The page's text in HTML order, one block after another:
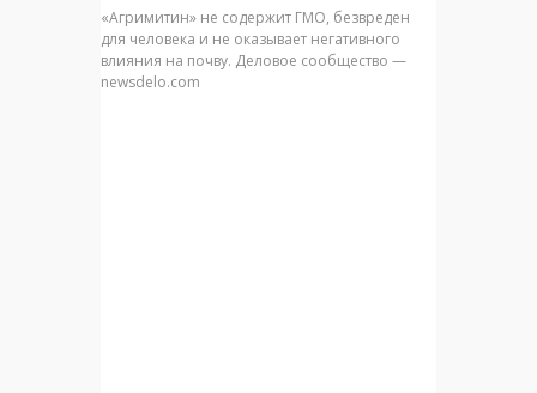
«Агримитин» не содержит ГМО, безвреден
для человека и не оказывает негативного
влияния на почву. Деловое сообщество —
newsdelo.com